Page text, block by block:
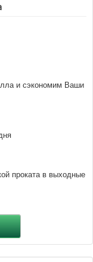
и сэкономим Ваши
проката в выходные